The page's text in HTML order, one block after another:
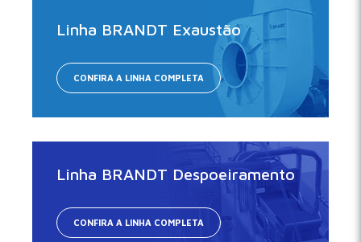
Linha BRANDT Exaustão
CONFIRA A LINHA COMPLETA
Linha BRANDT Despoeiramento
CONFIRA A LINHA COMPLETA